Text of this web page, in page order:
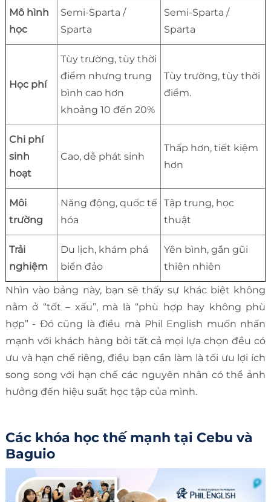
Mô hình
học
Semi-Sparta /
Sparta
Semi-Sparta /
Sparta
Học phí
Tùy trường, tùy thời
điểm nhưng trung
bình cao hơn
khoảng 10 đến 20%
Tùy trường, tùy thời
điểm.
Chi phí
sinh
hoạt
Cao, dễ phát sinh
Thấp hơn, tiết kiệm
hơn
Môi
trường
Năng động, quốc tế
hóa
Tập trung, học
thuật
Trải
nghiệm
Du lịch, khám phá
biển đảo
Yên bình, gần gũi
thiên nhiên
Nhìn vào bảng này, bạn sẽ thấy sự khác biệt không
nằm ở “tốt – xấu”, mà là “phù hợp hay không phù
hợp” - Đó cũng là điều mà Phil English muốn nhấn
mạnh với khách hàng bởi tất cả mọi lựa chọn đều có
ưu và hạn chế riêng, điều bạn cần làm là tối ưu lợi ích
song song với hạn chế các nguyên nhân có thể ảnh
hưởng đến hiệu suất học tập của mình.
Các khóa học thế mạnh tại Cebu và
Baguio